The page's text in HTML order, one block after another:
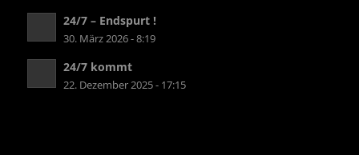
24/7 – Endspurt !
30. März 2026 - 8:19
24/7 kommt
22. Dezember 2025 - 17:15